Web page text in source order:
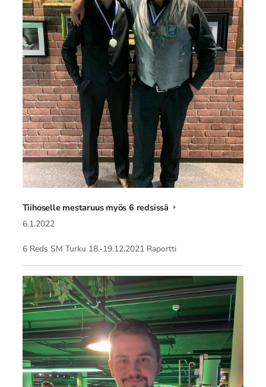
Tiihoselle mestaruus myös 6 redsissä
6.1.2022
6 Reds SM Turku 18.-19.12.2021 Raportti